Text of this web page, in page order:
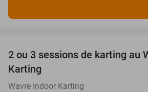
2 ou 3 sessions de karting au
Karting
Wavre Indoor Karting